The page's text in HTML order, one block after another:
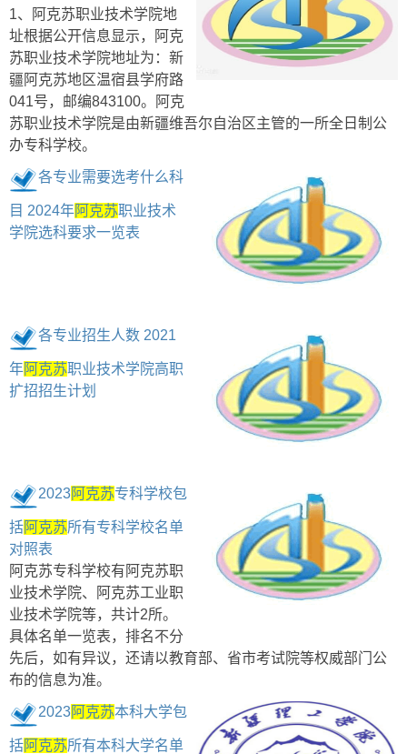
1、阿克苏职业技术学院地
址根据公开信息显示，阿克
苏职业技术学院地址为：新
疆阿克苏地区温宿县学府路
041号，邮编843100。阿克
苏职业技术学院是由新疆维吾尔自治区主管的一所全日制公
办专科学校。
各专业需要选考什么科
目 2024年阿克苏职业技术
学院选科要求一览表
各专业招生人数 2021
年阿克苏职业技术学院高职
扩招招生计划
2023阿克苏专科学校包
括阿克苏所有专科学校名单
对照表
阿克苏专科学校有阿克苏职
业技术学院、阿克苏工业职
业技术学院等，共计2所。
具体名单一览表，排名不分
先后，如有异议，还请以教育部、省市考试院等权威部门公
布的信息为准。
2023阿克苏本科大学包
括阿克苏所有本科大学名单